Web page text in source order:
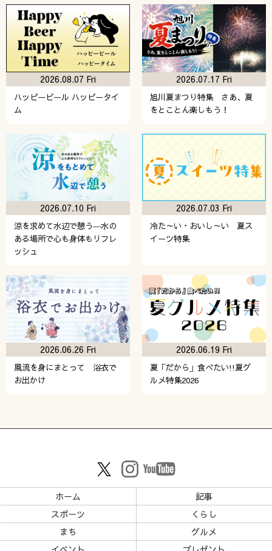
ハッピービール ハッピータイ
ム
2026.08.07 Fri
旭川夏まつり特集 さあ、夏
をとことん楽しもう！
2026.07.17 Fri
涼を求めて水辺で憩う―水の
ある場所で心も身体もリフレ
ッシュ
2026.07.10 Fri
冷た～い・おいし～い 夏ス
イーツ特集
2026.07.03 Fri
風流を身にまとって 浴衣で
お出かけ
2026.06.26 Fri
夏「だから」食べたい!!夏グ
ルメ特集2026
2026.06.19 Fri
ホーム
記事
スポーツ
くらし
まち
グルメ